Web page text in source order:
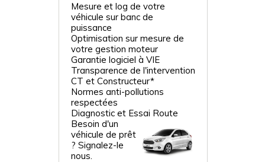
Mesure et log de votre
véhicule sur banc de
puissance
Optimisation sur mesure de
votre gestion moteur
Garantie logiciel à VIE
Transparence de l'intervention
CT et Constructeur*
Normes anti-pollutions
respectées
Diagnostic et Essai Route
Besoin d'un
véhicule de prêt
? Signalez-le
nous.